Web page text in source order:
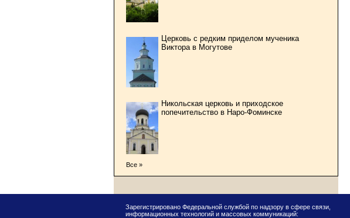
Церковь с редким приделом мученика
Виктора в Могутове
Никольская церковь и приходское
попечительство в Наро-Фоминске
Все »
Зарегистрировано Федеральной службой по надзору в сфере связи,
информационных технологий и массовых коммуникаций: